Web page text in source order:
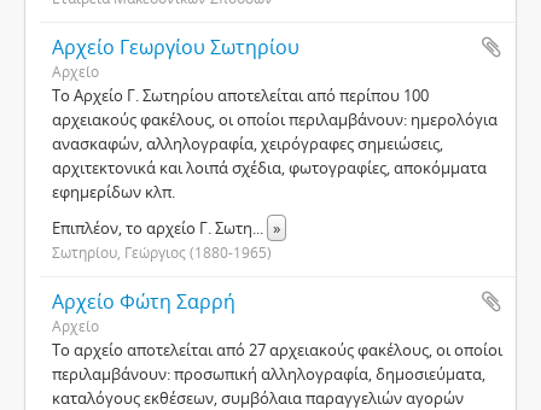
Αρχείο Γεωργίου Σωτηρίου
Αρχείο
Το Αρχείο Γ. Σωτηρίου αποτελείται από περίπου 100
αρχειακούς φακέλους, οι οποίοι περιλαμβάνουν: ημερολόγια
ανασκαφών, αλληλογραφία, χειρόγραφες σημειώσεις,
αρχιτεκτονικά και λοιπά σχέδια, φωτογραφίες, αποκόμματα
εφημερίδων κλπ.
Επιπλέον, το αρχείο Γ. Σωτη... »
Σωτηρίου, Γεώργιος (1880-1965)
Αρχείο Φώτη Σαρρή
Αρχείο
Το αρχείο αποτελείται από 27 αρχειακούς φακέλους, οι οποίοι
περιλαμβάνουν: προσωπική αλληλογραφία, δημοσιεύματα,
καταλόγους εκθέσεων, συμβόλαια παραγγελιών αγορών